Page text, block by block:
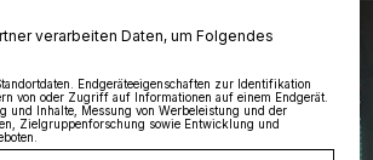
verarbeiten Daten, um Folgendes
Endgeräteeigenschaften zur Identifikation
von oder Zugriff auf Informationen auf einem Endgerät.
und Inhalte, Messung von Werbeleistung und der
Zielgruppenforschung sowie Entwicklung und